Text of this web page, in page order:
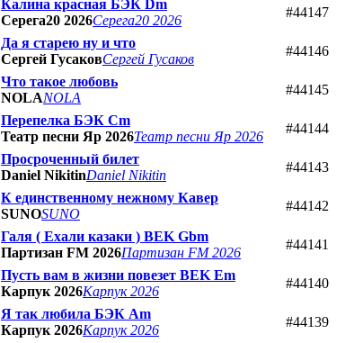
Калина красная БЭК Dm
Серега20 2026Серега20 2026
#44147
Да я старею ну и что
Сергей ГусаковСергей Гусаков
#44146
Что такое любовь
NOLANOLA
#44145
Перепелка БЭК Cm
Театр песни Яр 2026Театр песни Яр 2026
#44144
Просроченный билет
Daniel NikitinDaniel Nikitin
#44143
К единственному нежному Кавер
SUNOSUNO
#44142
Галя ( Ехали казаки ) BEK Gbm
Партизан FM 2026Партизан FM 2026
#44141
Пусть вам в жизни повезет BEK Em
Карпук 2026Карпук 2026
#44140
Я так любила БЭК Am
Карпук 2026Карпук 2026
#44139